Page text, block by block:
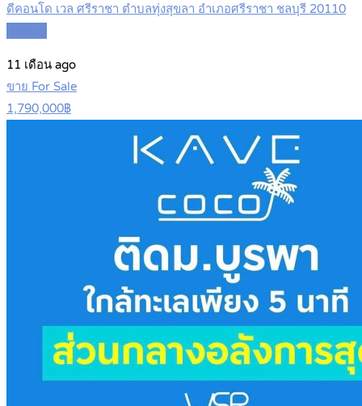
ดีคอนโด เวล ศรีราชา ตำบลทุ่งสุขลา อำเภอศรีราชา ชลบุรี 20110
11 เดือน ago
ขาย For Sale
1,790,000฿